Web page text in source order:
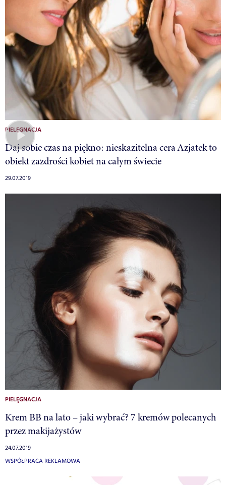
PIELĘGNACJA
Daj sobie czas na piękno: nieskazitelna cera Azjatek to
obiekt zazdrości kobiet na całym świecie
29.07.2019
PIELĘGNACJA
Krem BB na lato – jaki wybrać? 7 kremów polecanych
przez makijażystów
24.07.2019
WSPÓŁPRACA REKLAMOWA